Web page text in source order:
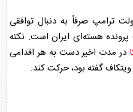
ترامپ صرفاً به دنبال توافقی
پرونده هسته‌ای ایران است. نکته
در مدت اخیر دست به هر اقدامی
ویتکاف گفته بود، حرکت کند.